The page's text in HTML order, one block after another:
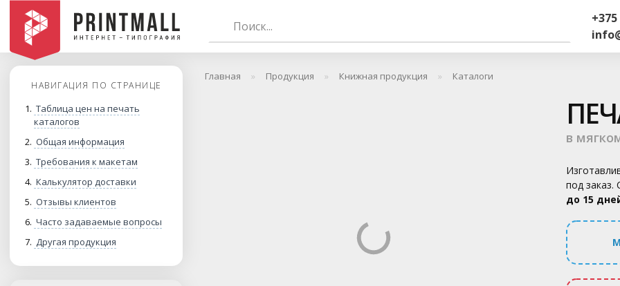
НАВИГАЦИЯ ПО СТРАНИЦЕ
Таблица цен на печать
каталогов
Общая информация
Требования к макетам
Калькулятор доставки
Отзывы клиентов
Часто задаваемые вопросы
Другая продукция
Главная Продукция Книжная продукция Каталоги
в
под заказ.
до 15